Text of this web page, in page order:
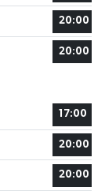
20:00
20:00
17:00
20:00
20:00